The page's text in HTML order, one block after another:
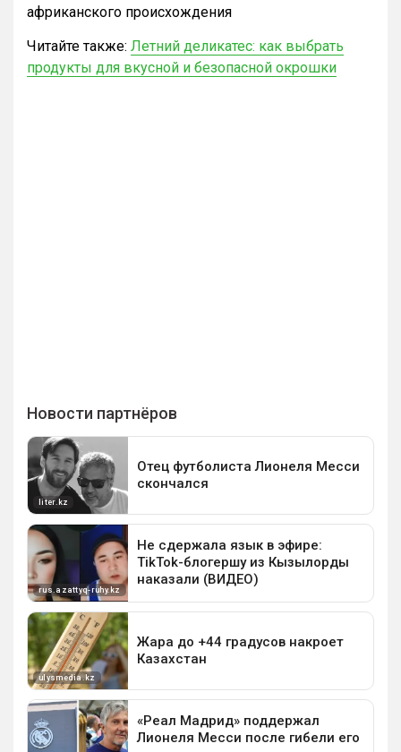
африканского происхождения
Читайте также: Летний деликатес: как выбрать
продукты для вкусной и безопасной окрошки